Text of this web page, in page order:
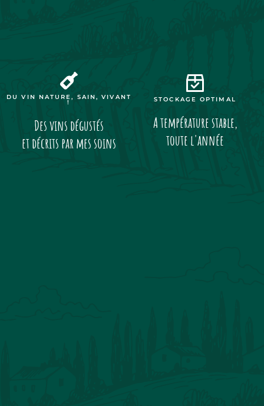
DU VIN NATURE, SAIN, VIVANT
!
Des vins dégustés
et décrits par mes soins
STOCKAGE OPTIMAL
A température stable,
toute l'année